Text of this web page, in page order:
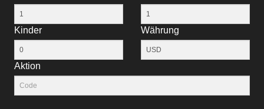
Kinder Währung
Aktion